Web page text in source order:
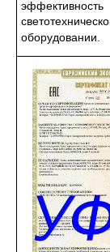
оборудовании.